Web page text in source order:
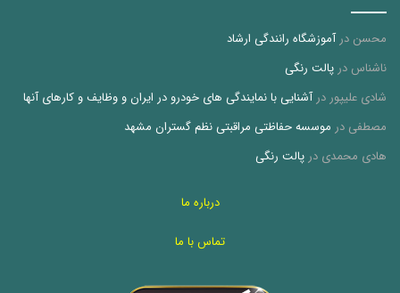
محسن درآموزشگاه رانندگی ارشاد
ناشناس در پالت رنگی
شادی علیپور درآشنایی با نمایندگی های خودرو در ایران و وظایف و کارهای آنها
مصطفی در موسسه حفاظتی مراقبتی نظم گستران مشهد
هادی محمدی در پالت رنگی
درباره ما
تماس با ما